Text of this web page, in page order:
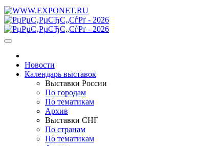
Новости
Календарь выставок
Выставки России
По городам
По тематикам
Архив
Выставки СНГ
По странам
По тематикам